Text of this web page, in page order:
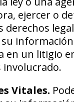
ejercer o
derechos
en un litigio
involucrado.
Vitales.